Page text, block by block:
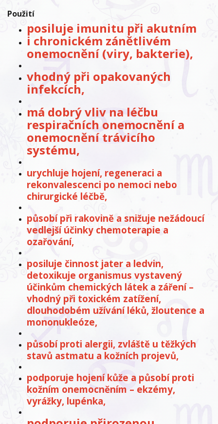
Použití
posiluje imunitu při akutním
i chronickém zánětlivém
onemocnění (viry, bakterie),
vhodný při opakovaných
infekcích,
má dobrý vliv na léčbu
respiračních onemocnění a
onemocnění trávicího
systému,
urychluje hojení, regeneraci a
rekonvalescenci po nemoci nebo
chirurgické léčbě,
působí při rakovině a snižuje nežádoucí
vedlejší účinky chemoterapie a
ozařování,
posiluje činnost jater a ledvin,
detoxikuje organismus vystavený
účinkům chemických látek a záření –
vhodný při toxickém zatížení,
dlouhodobém užívání léků, žloutence a
mononukleóze,
působí proti alergii, zvláště u těžkých
stavů astmatu a kožních projevů,
podporuje hojení kůže a působí proti
kožním onemocněním – ekzémy,
vyrážky, lupénka,